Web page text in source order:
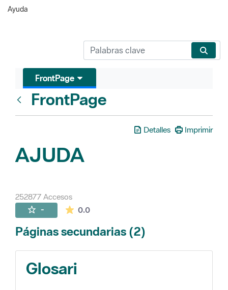
Ayuda
FrontPage
FrontPage
Detalles Imprimir
AJUDA
252877 Accesos
- 0.0La valoración media es de 0 estrellas de
Páginas secundarias (2)
Glosari